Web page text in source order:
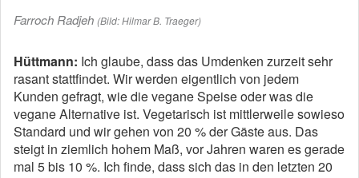
Farroch Radjeh (Bild: Hilmar B. Traeger)
Hüttmann: Ich glaube, dass das Umdenken zurzeit sehr
rasant stattfindet. Wir werden eigentlich von jedem
Kunden gefragt, wie die vegane Speise oder was die
vegane Alternative ist. Vegetarisch ist mittlerweile sowieso
Standard und wir gehen von 20 % der Gäste aus. Das
steigt in ziemlich hohem Maß, vor Jahren waren es gerade
mal 5 bis 10 %. Ich finde, dass sich das in den letzten 20